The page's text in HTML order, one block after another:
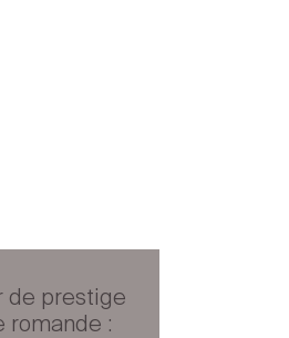
de prestige
romande :